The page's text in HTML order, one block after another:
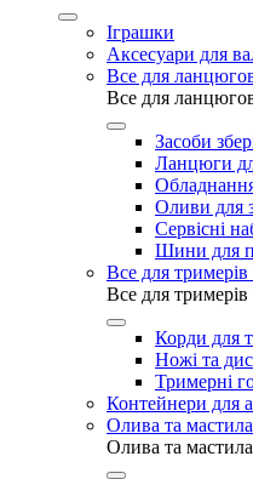
Іграшки
Аксесуари для
Все для
Все для
Засоби
Ланцюги
Оливи для
Сервісні
Шини для
Все для тримерів
Все для тримерів
Корди для
Ножі та
Тримерні
Контейнери для
Олива та мастила
Олива та мастила